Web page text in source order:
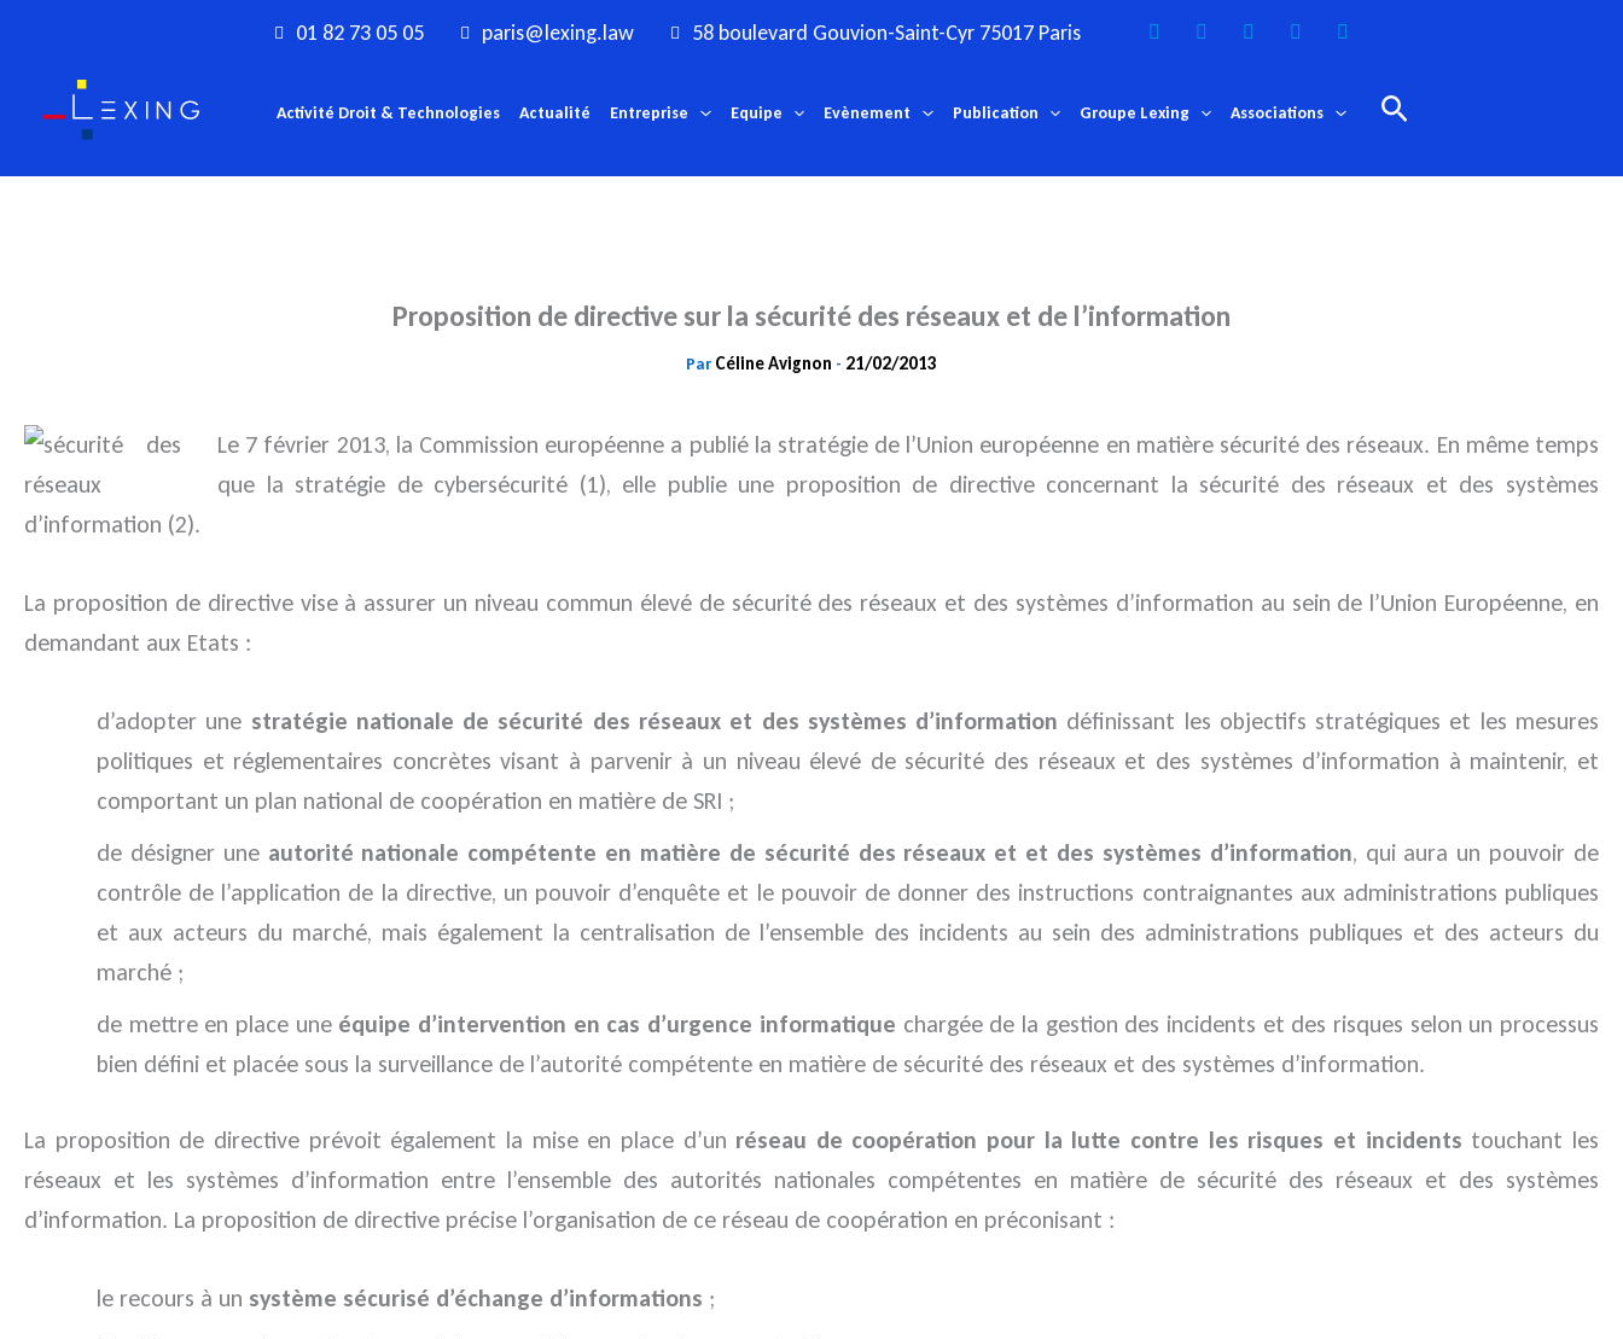
contenu
01 82 73 05 05 paris@lexing.law 58 boulevard Gouvion-Saint-Cyr 75017 Paris
Activité Droit & Technologies Actualité Entreprise Equipe Evènement Publication Groupe Lexing Associations Rechercher
Proposition de directive sur la sécurité des réseaux et de l’information
Par Céline Avignon - 21/02/2013
Le 7 février 2013, la Commission européenne a publié la stratégie de l’Union européenne en matière sécurité des réseaux. En même temps
que la stratégie de cybersécurité (1), elle publie une proposition de directive concernant la sécurité des réseaux et des systèmes
d’information (2).
La proposition de directive vise à assurer un niveau commun élevé de sécurité des réseaux et des systèmes d’information au sein de l’Union Européenne, en
demandant aux Etats :
d’adopter une stratégie nationale de sécurité des réseaux et des systèmes d’information définissant les objectifs stratégiques et les mesures
politiques et réglementaires concrètes visant à parvenir à un niveau élevé de sécurité des réseaux et des systèmes d’information à maintenir, et
comportant un plan national de coopération en matière de SRI ;
de désigner une autorité nationale compétente en matière de sécurité des réseaux et et des systèmes d’information, qui aura un pouvoir de
contrôle de l’application de la directive, un pouvoir d’enquête et le pouvoir de donner des instructions contraignantes aux administrations publiques
et aux acteurs du marché, mais également la centralisation de l’ensemble des incidents au sein des administrations publiques et des acteurs du
marché ;
de mettre en place une équipe d’intervention en cas d’urgence informatique chargée de la gestion des incidents et des risques selon un processus
bien défini et placée sous la surveillance de l’autorité compétente en matière de sécurité des réseaux et des systèmes d’information.
La proposition de directive prévoit également la mise en place d’un réseau de coopération pour la lutte contre les risques et incidents touchant les
réseaux et les systèmes d’information entre l’ensemble des autorités nationales compétentes en matière de sécurité des réseaux et des systèmes
d’information. La proposition de directive précise l’organisation de ce réseau de coopération en préconisant :
le recours à un système sécurisé d’échange d’informations ;